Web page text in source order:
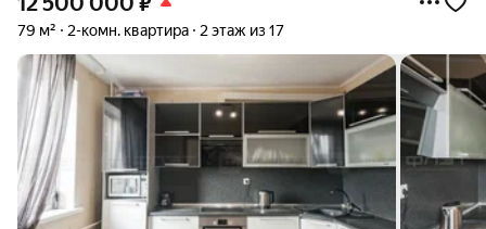
79 м² 2-комн. квартира 2 этаж из 17